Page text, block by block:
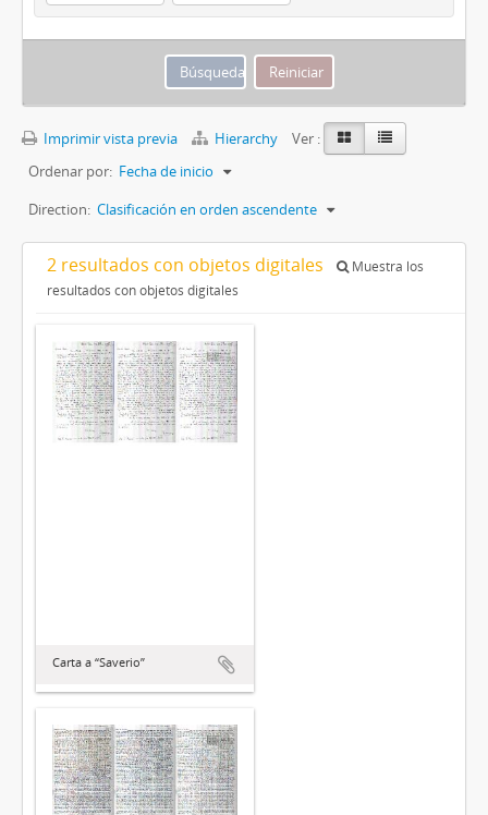
Imprimir vista previa Hierarchy
Ver :
Ordenar por: Fecha de inicio
Direction: Clasificación en orden ascendente
2 resultados con objetos digitales
Muestra los
resultados con objetos digitales
Carta a “Saverio”